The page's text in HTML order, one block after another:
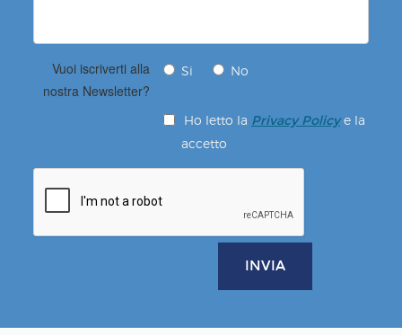
Vuoi iscriverti alla
nostra Newsletter?
Si No
Ho letto la Privacy Policye la
accetto
INVIA